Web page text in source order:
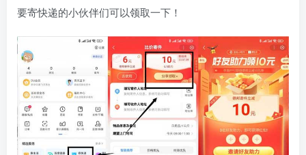
要寄快递的小伙伴们可以领取一下！